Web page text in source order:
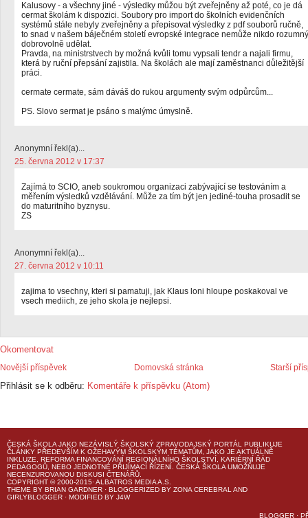
Kalusovy - a všechny jiné - výsledky můžou být zveřejněny až poté, co je dá
cermat školám k dispozici. Soubory pro import do školních evidenčních
systémů stále nebyly zveřejněny a přepisovat výsledky z pdf souborů ručně,
to snad v našem báječném století evropské integrace nemůže nikdo rozumný
dobrovolně udělat.
Pravda, na ministrstvech by možná kvůli tomu vypsali tendr a najali firmu,
která by ruční přepsání zajistila. Na školách ale mají zaměstnanci důležitější
práci.
cermate cermate, sám dáváš do rukou argumenty svým odpůrcům...
PS. Slovo sermat je psáno s malýmc úmyslně.
Anonymní řekl(a)...
25. června 2012 v 17:37
Zajímá to SCIO, aneb soukromou organizaci zabývající se testováním a
měřením výsledků vzdělávání. Může za tím být jen jediné-touha prosadit se
do maturitního byznysu.
ZS
Anonymní řekl(a)...
27. června 2012 v 10:11
zajima to vsechny, kteri si pamatuji, jak Klaus loni hloupe poskakoval ve
vsech mediich, ze jeho skola je nejlepsi.
Okomentovat
Novější příspěvek Starší
Domovská stránka
Přihlásit se k odběru: Komentáře k příspěvku (Atom)
ČESKÁ ŠKOLA JAKO NEZÁVISLÝ ŠKOLSKÝ ZPRAVODAJSKÝ PORTÁL PUBLIKUJE
ČLÁNKY PŘEDEVŠÍM K OŽEHAVÝM ŠKOLSKÝM TÉMATŮM, JAKO JE AKTUÁLNĚ
INKLUZE, REFORMA FINANCOVÁNÍ REGIONÁLNÍHO ŠKOLSTVÍ, KARIÉRNÍ ŘÁD
PEDAGOGŮ, NEBO JEDNOTNÉ PŘIJÍMACÍ ŘÍZENÍ. ČESKÁ ŠKOLA UMOŽŇUJE
NECENZUROVANOU DISKUSI ČTENÁŘŮ.
COPYRIGHT © 2000-2015· ALBATROS MEDIA A.S.
THEME BY BRIAN GARDNER · BLOGGERIZED BY ZONA CEREBRAL AND
GIRLYBLOGGER · MODIFIED BY J4W
BLOGGER ·